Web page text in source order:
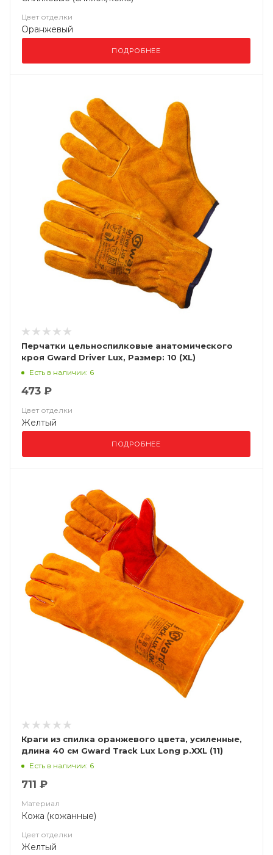
Цвет отделки
Оранжевый
ПОДРОБНЕЕ
Перчатки цельноспилковые анатомического
кроя Gward Driver Lux, Размер: 10 (XL)
Есть в наличии: 6
473 ₽
Цвет отделки
Желтый
ПОДРОБНЕЕ
Краги из спилка оранжевого цвета, усиленные,
длина 40 см Gward Track Lux Long р.XXL (11)
Есть в наличии: 6
711 ₽
Материал
Кожа (кожанные)
Цвет отделки
Желтый